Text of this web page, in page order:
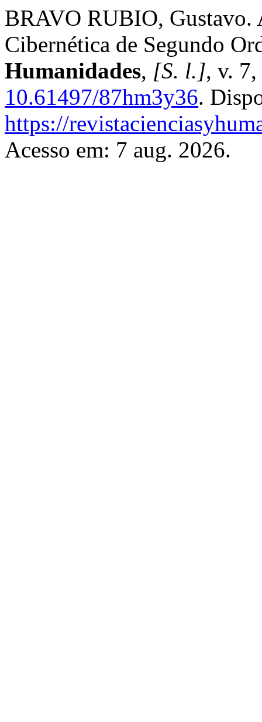
BRAVO RUBIO,
Cibernética de Segundo
Humanidades, [S. l.], v.
10.61497/87hm3y36.
https://
Acesso em: 7 aug. 2026.